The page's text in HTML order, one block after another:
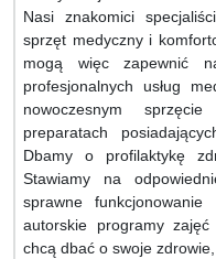
Nasi znakomici
sprzęt medyczny i
mogą więc zapewnić
profesjonalnych usług
nowoczesnym
preparatach
Dbamy o profilaktykę
Stawiamy na
sprawne
autorskie programy
chcą dbać o swoje